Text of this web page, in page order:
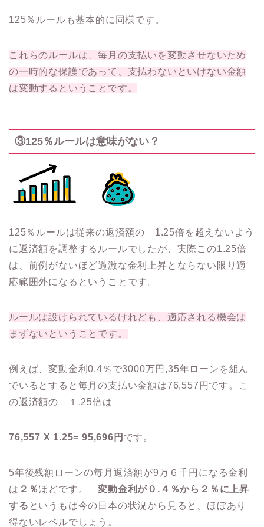
125％ルールも基本的に同様です。
これらのルールは、毎月の支払いを変動させないため
の一時的な保護であって、支払わないといけない金額
は変動するということです。
③125％ルールは意味がない？
125％ルールは従来の返済額の 1.25倍を超えないよう
に返済額を調整するルールでしたが、実際この1.25倍
は、前例がないほど過激な金利上昇とならない限り適
応範囲外になるということです。
ルールは設けられているけれども、適応される機会は
まずないということです。
例えば、変動金利0.4％で3000万円,35年ローンを組ん
でいるとすると毎月の支払い金額は76,557円です。こ
の返済額の １.25倍は
76,557 X 1.25= 95,696円 です。
5年後残額ローンの毎月返済額が9万６千円になる金利
は ２％ほどです。変動金利が０.４％から２％に上昇
する というもは今の日本の状況から見ると、ほぼあり
得ないレベルでしょう。